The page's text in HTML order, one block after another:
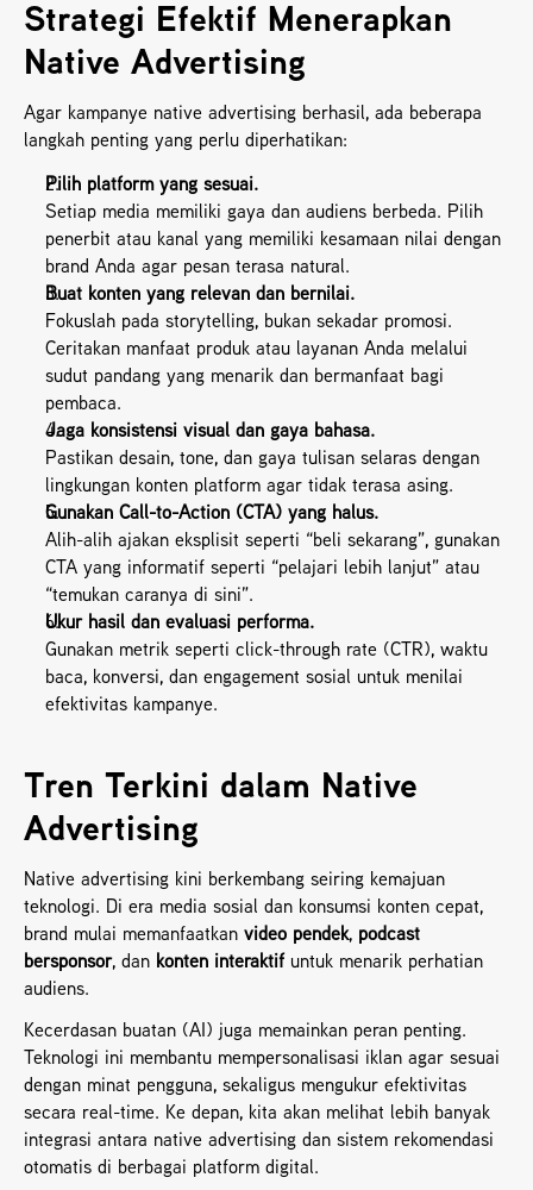
Strategi Efektif Menerapkan
Native Advertising
Agar kampanye native advertising berhasil, ada beberapa
langkah penting yang perlu diperhatikan:
Pilih platform yang sesuai.
Setiap media memiliki gaya dan audiens berbeda. Pilih
penerbit atau kanal yang memiliki kesamaan nilai dengan
brand Anda agar pesan terasa natural.
Buat konten yang relevan dan bernilai.
Fokuslah pada storytelling, bukan sekadar promosi.
Ceritakan manfaat produk atau layanan Anda melalui
sudut pandang yang menarik dan bermanfaat bagi
pembaca.
Jaga konsistensi visual dan gaya bahasa.
Pastikan desain, tone, dan gaya tulisan selaras dengan
lingkungan konten platform agar tidak terasa asing.
Gunakan Call-to-Action (CTA) yang halus.
Alih-alih ajakan eksplisit seperti “beli sekarang”, gunakan
CTA yang informatif seperti “pelajari lebih lanjut” atau
“temukan caranya di sini”.
Ukur hasil dan evaluasi performa.
Gunakan metrik seperti click-through rate (CTR), waktu
baca, konversi, dan engagement sosial untuk menilai
efektivitas kampanye.
Tren Terkini dalam Native
Advertising
Native advertising kini berkembang seiring kemajuan
teknologi. Di era media sosial dan konsumsi konten cepat,
brand mulai memanfaatkan video pendek, podcast
bersponsor, dan konten interaktif untuk menarik perhatian
audiens.
Kecerdasan buatan (AI) juga memainkan peran penting.
Teknologi ini membantu mempersonalisasi iklan agar sesuai
dengan minat pengguna, sekaligus mengukur efektivitas
secara real-time. Ke depan, kita akan melihat lebih banyak
integrasi antara native advertising dan sistem rekomendasi
otomatis di berbagai platform digital.